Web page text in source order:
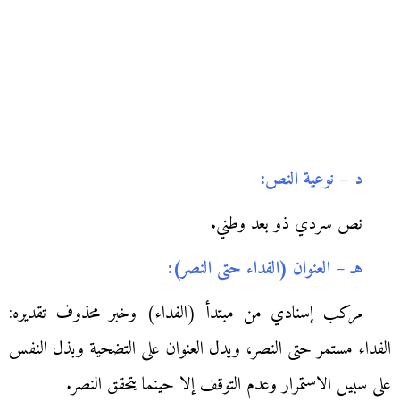
د – نوعية النص:
نص سردي ذو بعد وطني.
هـ – العنوان (الفداء حتى النصر):
مركب إسنادي من مبتدأ (الفداء) وخبر محذوف تقديره:
الفداء مستمر حتى النصر، ويدل العنوان على التضحية وبذل النفس
على سبيل الاستمرار وعدم التوقف إلا حينما يتحقق النصر.